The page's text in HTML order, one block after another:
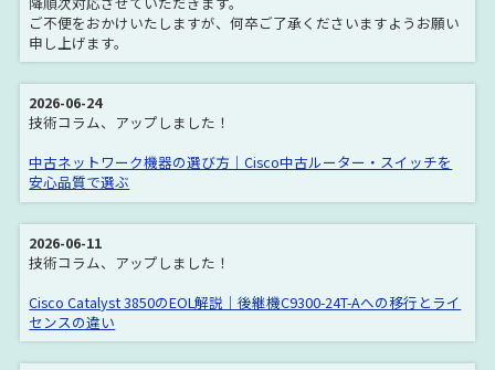
ご不便をおかけいたしますが、何卒ご了承くださいますようお願い
申し上げます。
2026-06-24
技術コラム、アップしました！
中古ネットワーク機器の選び方｜Cisco中古ルーター・スイッチを
安心品質で選ぶ
2026-06-11
技術コラム、アップしました！
Cisco Catalyst 3850のEOL解説｜後継機C9300-24T-Aへの移行とライ
センスの違い